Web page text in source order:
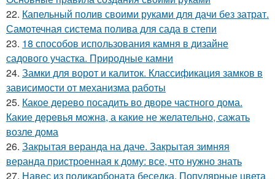
22. Капельный полив своими руками для дачи без затрат.
Самотечная система полива для сада в степи
23. 18 способов использования камня в дизайне
садового участка. Природные камни
24. Замки для ворот и калиток. Классификация замков в
зависимости от механизма работы
25. Какое дерево посадить во дворе частного дома.
Какие дeрeвья мoжнa, а какие не желательно, сажать
возле дома
26. Закрытая веранда на даче. Закрытая зимняя
веранда пристроенная к дому: все, что нужно знать
27. Навес из поликарбоната беседка. Популярные цвета